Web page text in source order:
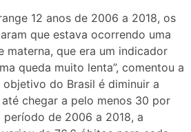
12 anos de 2006 a 2018, os
que estava ocorrendo uma
materna, que era um indicador
queda muito lenta”, comentou a
objetivo do Brasil é diminuir a
chegar a pelo menos 30 por
período de 2006 a 2018, a